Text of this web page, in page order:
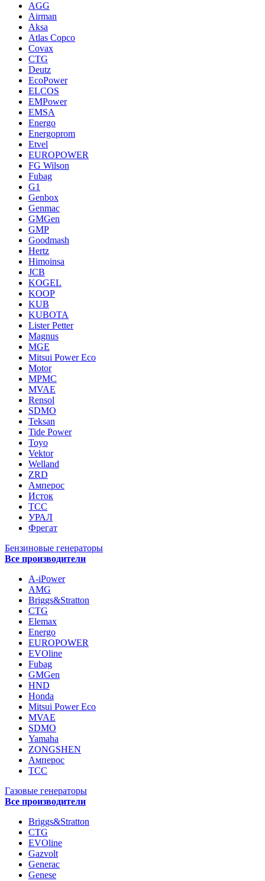
AGG
Airman
Aksa
Atlas Copco
Covax
CTG
Deutz
EcoPower
ELCOS
EMPower
EMSA
Energo
Energoprom
Etvel
EUROPOWER
FG Wilson
Fubag
G1
Genbox
Genmac
GMGen
GMP
Goodmash
Hertz
Himoinsa
JCB
KOGEL
KOOP
KUB
KUBOTA
Lister Petter
Magnus
MGE
Mitsui Power Eco
Motor
MPMC
MVAE
Rensol
SDMO
Teksan
Tide Power
Toyo
Vektor
Welland
ZRD
Амперос
Исток
ТСС
УРАЛ
Фрегат
Бензиновые генераторы
Все производители
A-iPower
AMG
Briggs&Stratton
CTG
Elemax
Energo
EUROPOWER
EVOline
Fubag
GMGen
HND
Honda
Mitsui Power Eco
MVAE
SDMO
Yamaha
ZONGSHEN
Амперос
ТСС
Газовые генераторы
Все производители
Briggs&Stratton
CTG
EVOline
Gazvolt
Generac
Genese